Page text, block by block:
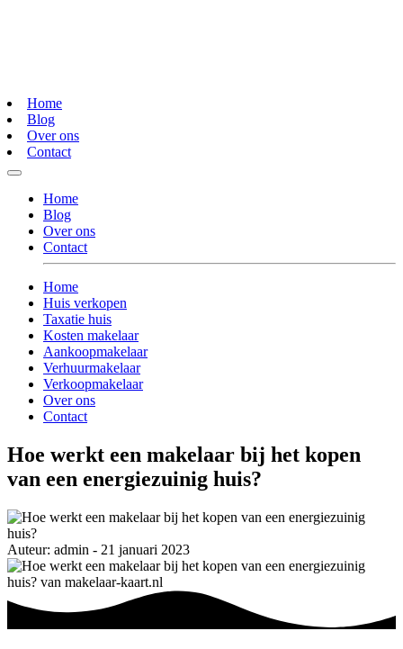
Home
Blog
Over ons
Contact
Home
Blog
Over ons
Contact
Home
Huis verkopen
Taxatie huis
Kosten makelaar
Aankoopmakelaar
Verhuurmakelaar
Verkoopmakelaar
Over ons
Contact
Hoe werkt een makelaar bij het kopen
van een energiezuinig huis?
Auteur: admin - 21 januari 2023